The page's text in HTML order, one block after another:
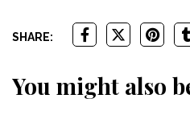
SHARE:
You might also